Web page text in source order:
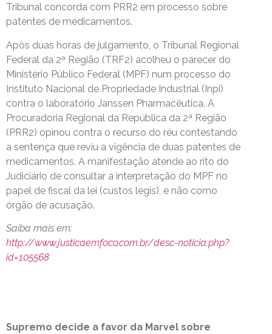
Tribunal concorda com PRR2 em processo sobre
patentes de medicamentos.
Após duas horas de julgamento, o Tribunal Regional
Federal da 2ª Região (TRF2) acolheu o parecer do
Ministério Público Federal (MPF) num processo do
Instituto Nacional de Propriedade Industrial (Inpi)
contra o laboratório Janssen Pharmacêutica. A
Procuradoria Regional da República da 2ª Região
(PRR2) opinou contra o recurso do réu contestando
a sentença que reviu a vigência de duas patentes de
medicamentos. A manifestação atende ao rito do
Judiciário de consultar a interpretação do MPF no
papel de fiscal da lei (custos legis), e não como
órgão de acusação.
Saiba mais em:
http://www.justicaemfoco.com.br/desc-noticia.php?
id=105568
Supremo decide a favor da Marvel sobre